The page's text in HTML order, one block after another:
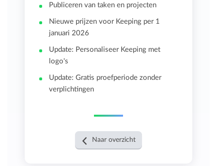
Publiceren van taken en projecten
Nieuwe prijzen voor Keeping per 1
januari 2026
Update: Personaliseer Keeping met
logo's
Update: Gratis proefperiode zonder
verplichtingen
Naar overzicht